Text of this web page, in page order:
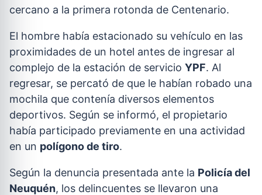
cercano a la primera rotonda de Centenario.
El hombre había estacionado su vehículo en las
proximidades de un hotel antes de ingresar al
complejo de la estación de servicio YPF. Al
regresar, se percató de que le habían robado una
mochila que contenía diversos elementos
deportivos. Según se informó, el propietario
había participado previamente en una actividad
en un polígono de tiro.
Según la denuncia presentada ante la Policía del
Neuquén, los delincuentes se llevaron una